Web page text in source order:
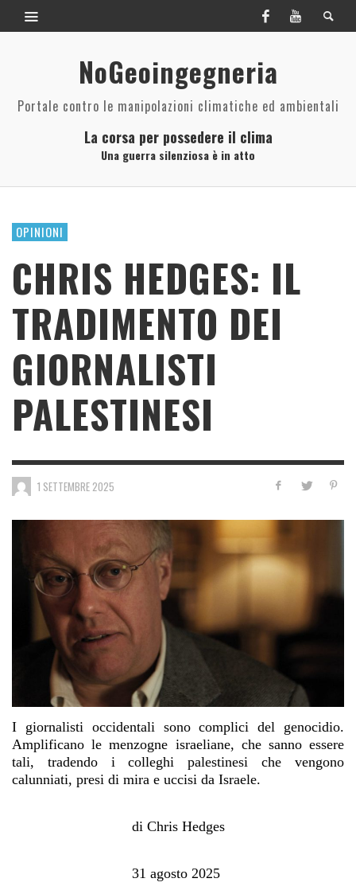
NoGeoingegneria
Portale contro le manipolazioni climatiche ed ambientali
La corsa per possedere il clima
Una guerra silenziosa è in atto
OPINIONI
CHRIS HEDGES: IL
TRADIMENTO DEI
GIORNALISTI
PALESTINESI
1 SETTEMBRE 2025
I giornalisti occidentali sono complici del genocidio.
Amplificano le menzogne israeliane, che sanno essere
tali, tradendo i colleghi palestinesi che vengono
calunniati, presi di mira e uccisi da Israele.
di Chris Hedges
31 agosto 2025